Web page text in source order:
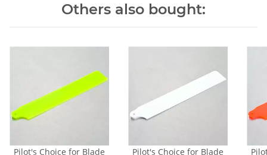
Others also bought:
Pilot's Choice for Blade
Pilot's Choice for Blade